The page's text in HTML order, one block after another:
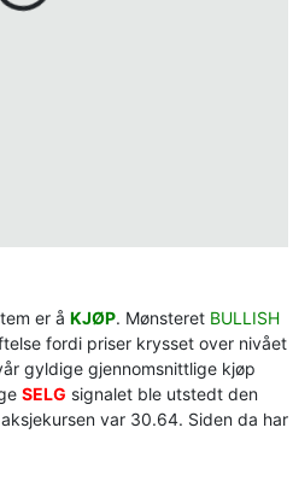
er å KJØP. Mønsteret BULLISH
fordi priser krysset over nivået
gyldige gjennomsnittlige kjøp
SELG signalet ble utstedt den
var 30.64. Siden da har